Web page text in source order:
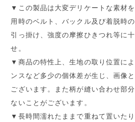
▼この製品は大変デリケートな素材
用時のベルト、バックル及び着脱時
引っ掛け、強度の摩擦ひきつれ等に
せ。
▼商品の特性上、生地の取り位置に
ンスなど多少の個体差が生じ、画像
ございます。また柄が縫い合わせ部
ないことがございます。
▼長時間濡れたままで重ねて置いた